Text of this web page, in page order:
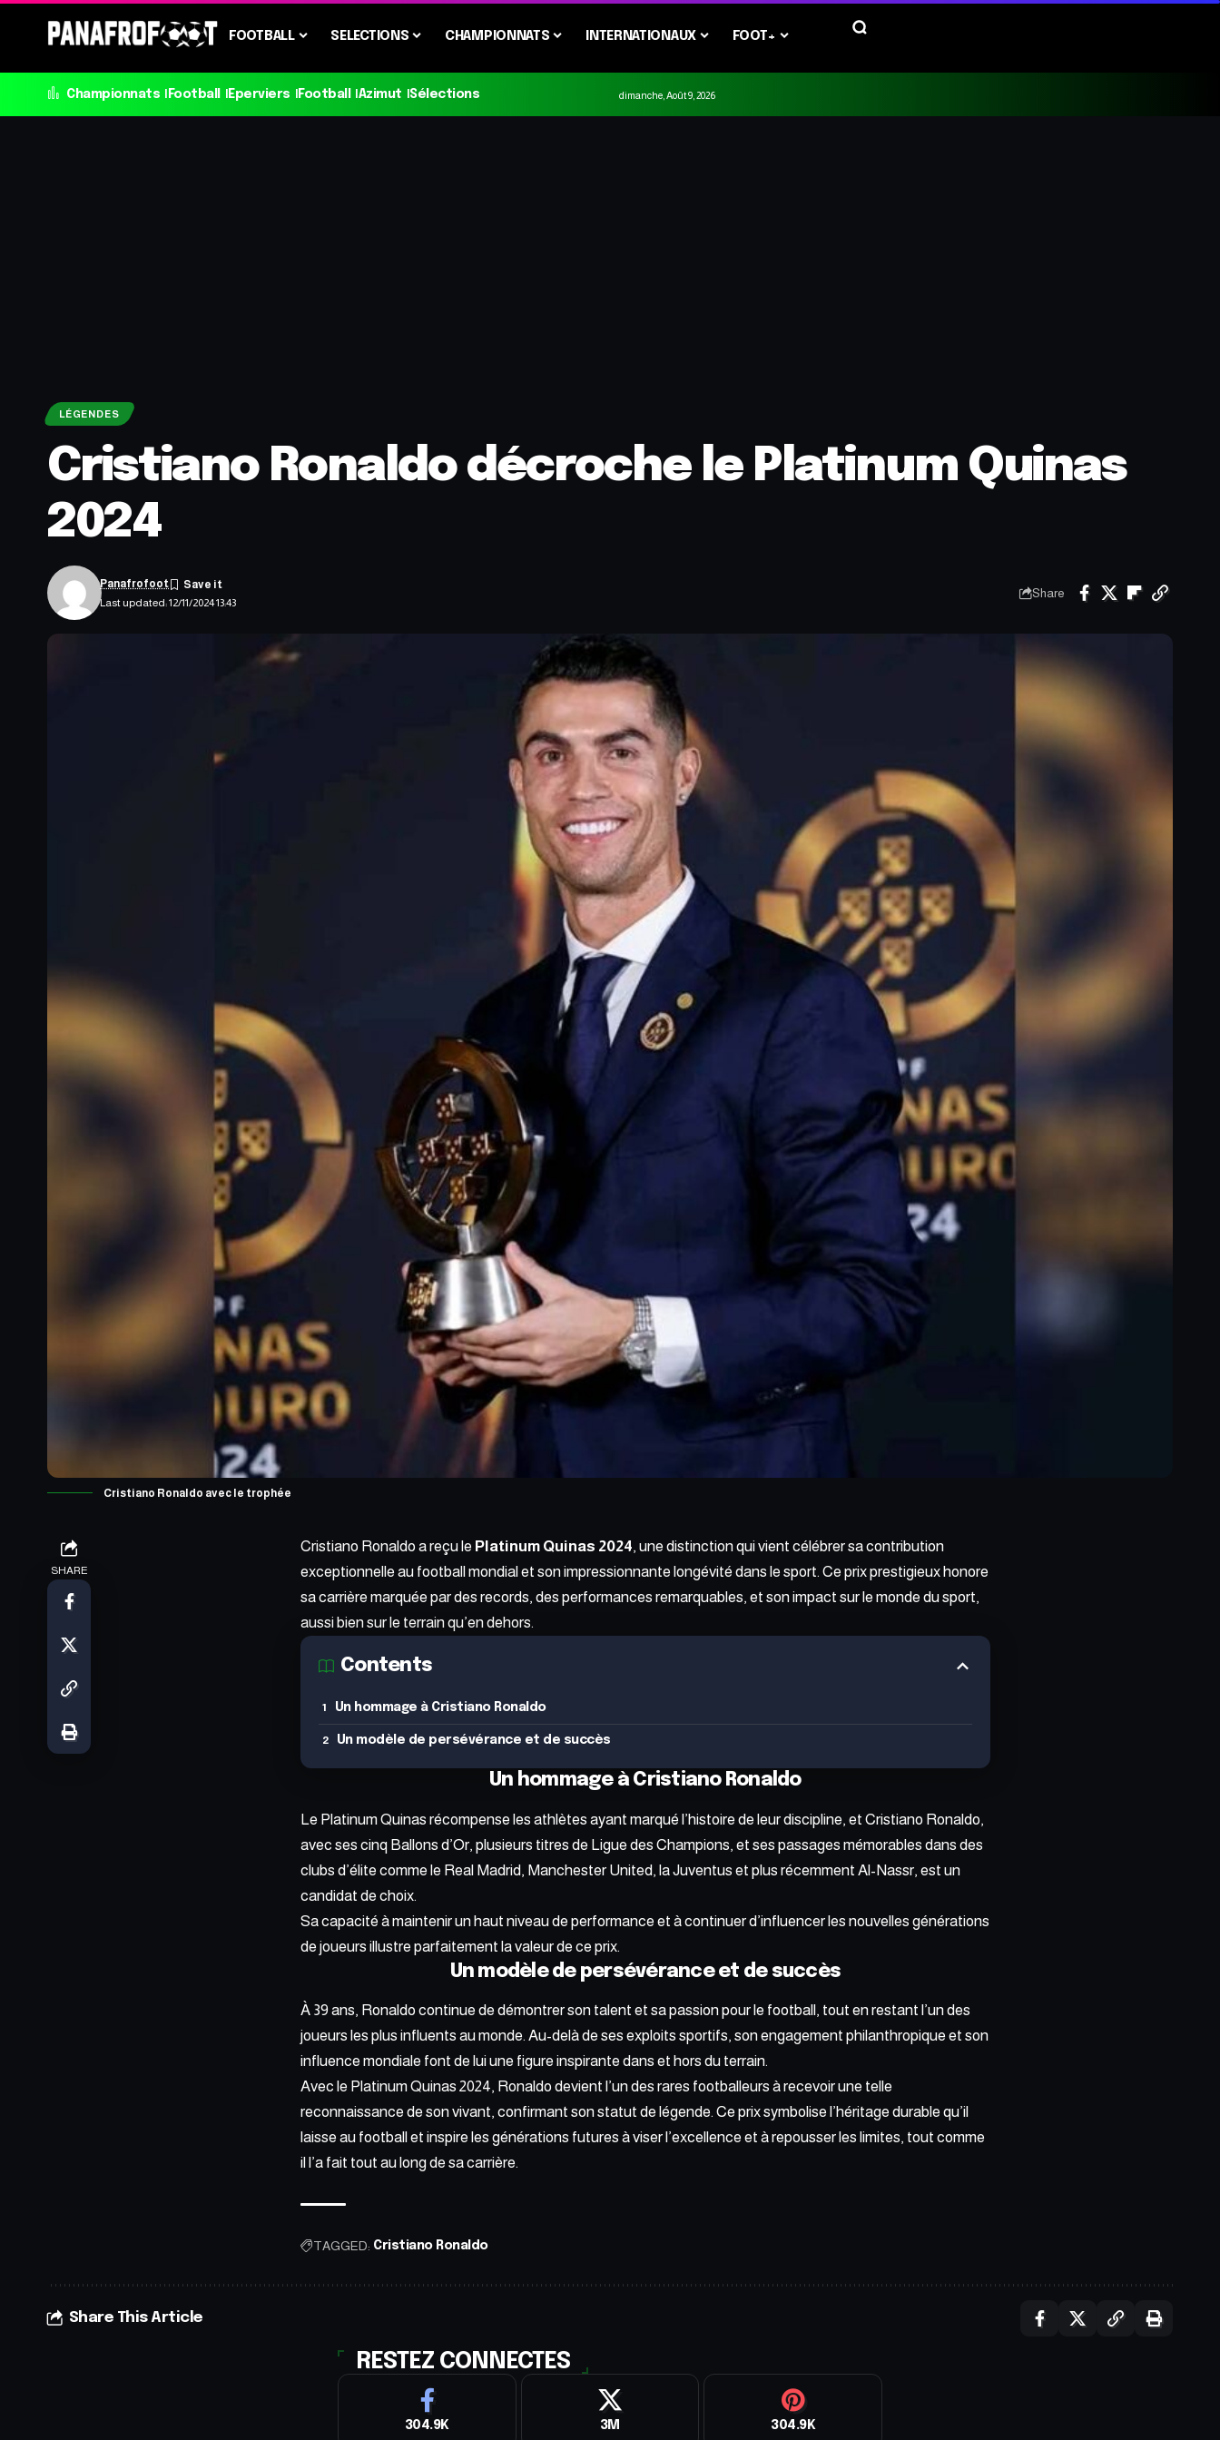
FOOTBALL SELECTIONS CHAMPIONNATS INTERNATIONAUX FOOT+
Championnats Football Eperviers Football Azimut Sélections dimanche, Août 9, 2026
LÉGENDES
Cristiano Ronaldo décroche le Platinum Quinas
2024
Last updated: 12/11/2024 13:43
Panafrofoot
Share
Cristiano Ronaldo avec le trophée
SHARE
Cristiano Ronaldo a reçu le Platinum Quinas 2024, une distinction qui vient célébrer sa contribution
exceptionnelle au football mondial et son impressionnante longévité dans le sport. Ce prix prestigieux honore
sa carrière marquée par des records, des performances remarquables, et son impact sur le monde du sport,
aussi bien sur le terrain qu’en dehors.
Contents
Un hommage à Cristiano Ronaldo
Un modèle de persévérance et de succès
Un hommage à Cristiano Ronaldo
Le Platinum Quinas récompense les athlètes ayant marqué l’histoire de leur discipline, et Cristiano Ronaldo,
avec ses cinq Ballons d’Or, plusieurs titres de Ligue des Champions, et ses passages mémorables dans des
clubs d’élite comme le Real Madrid, Manchester United, la Juventus et plus récemment Al-Nassr, est un
candidat de choix.
Sa capacité à maintenir un haut niveau de performance et à continuer d’influencer les nouvelles générations
de joueurs illustre parfaitement la valeur de ce prix.
Un modèle de persévérance et de succès
À 39 ans, Ronaldo continue de démontrer son talent et sa passion pour le football, tout en restant l’un des
joueurs les plus influents au monde. Au-delà de ses exploits sportifs, son engagement philanthropique et son
influence mondiale font de lui une figure inspirante dans et hors du terrain.
Avec le Platinum Quinas 2024, Ronaldo devient l’un des rares footballeurs à recevoir une telle
reconnaissance de son vivant, confirmant son statut de légende. Ce prix symbolise l’héritage durable qu’il
laisse au football et inspire les générations futures à viser l’excellence et à repousser les limites, tout comme
il l’a fait tout au long de sa carrière.
TAGGED: Cristiano Ronaldo
Share This Article
RESTEZ CONNECTES
304.9K 3M 304.9K